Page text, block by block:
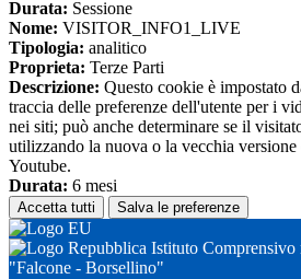
Durata: Sessione
Nome: VISITOR_INFO1_LIVE
Tipologia: analitico
Proprieta: Terze Parti
Descrizione: Questo cookie è impostato
traccia delle preferenze dell'utente per i
nei siti; può anche determinare se il
utilizzando la nuova o la vecchia
Youtube.
Durata: 6 mesi
Accetta tutti Salva le preferenze
Istituto
"Falcone - Borsellino"